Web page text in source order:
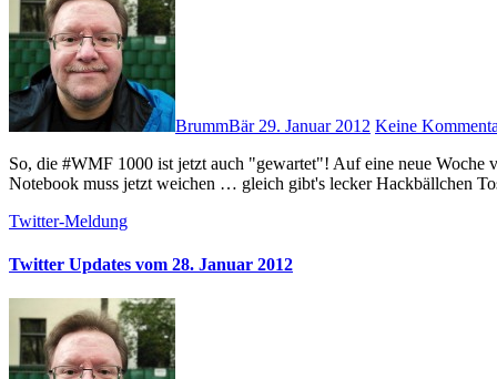
BrummBär 29. Januar 2012 Keine
So, die #WMF 1000 ist jetzt auch "gewartet"! Auf eine neue Woche voller leckerer Kaffeespezialitäten! Mein Favorit: Milchkaffee … #
Notebook muss jetzt weichen … gleich gibt's lecker Hackbällchen
Twitter-Meldung
Twitter Updates vom 28. Januar 2012